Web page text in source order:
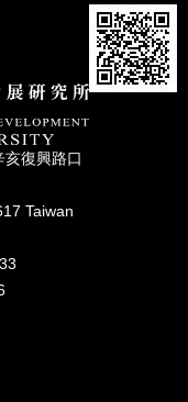
復興路⼝
Taiwan